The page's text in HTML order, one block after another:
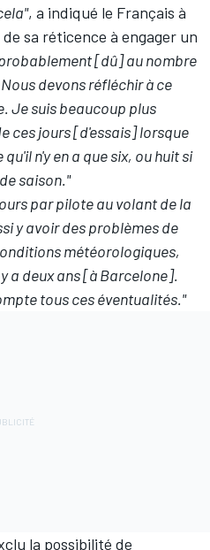
, a indiqué le Français à
sa réticence à engager un
[dû] au nombre
devons réfléchir à ce
Je suis beaucoup plus
ces jours [d'essais] lorsque
n'y en a que six, ou huit si
saison."
par pilote au volant de la
y avoir des problèmes de
météorologiques,
a deux ans [à Barcelone].
tous ces éventualités."
la possibilité de